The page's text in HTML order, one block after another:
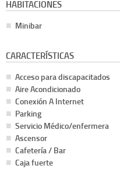
HABITACIONES
Minibar
CARACTERÍSTICAS
Acceso para discapacitados
Aire Acondicionado
Conexión A Internet
Parking
Servicio Médico/enfermera
Ascensor
Cafetería / Bar
Caja fuerte